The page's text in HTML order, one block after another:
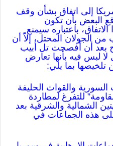
إلى اتفاق بشأن وقف
البعض بأن تكون
باعتباره سيمنع
من الجولان المحتل، إلاّ أن
بعد أن أفصحت تل أبيب
لبس فيه بأنها تعارض
تلخيصها بما يلي:
السورية والقوات الحليفة
للتفرغ لمطاردة
الشمالية والشرقية بعد
هذه الجماعات في